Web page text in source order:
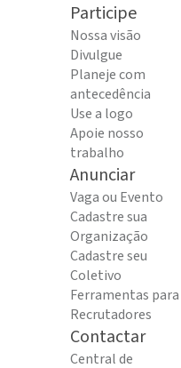
Participe
Nossa visão
Divulgue
Planeje com
antecedência
Use a logo
Apoie nosso
trabalho
Anunciar
Vaga ou Evento
Cadastre sua
Organização
Cadastre seu
Coletivo
Ferramentas para
Recrutadores
Contactar
Central de